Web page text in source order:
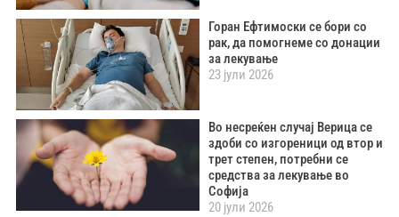
Горан Ефтимоски се бори со
рак, да помогнеме со донации
за лекување
23 јули 2026
Во несреќен случај Верица се
здоби со изгореници од втор и
трет степен, потребни се
средства за лекување во
Софија
20 јули 2026